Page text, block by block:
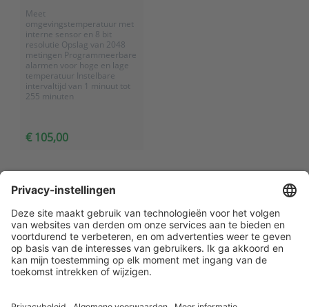
Meet
omgevingstemperatuur met
interne sensor en 8 bit
resolutie Opslag van 2048
metingen Programmeerbare
alarmen voor hoge en lage
temperatuur Instelbare
intervaltijd van 1 minuut tot
255 minuten
€ 105,00
Klantenservice
Contact met ATAL